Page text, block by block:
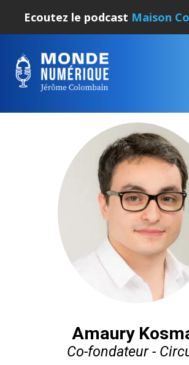
Ecoutez le podcast Maison
Amaury
Co-fondateur -